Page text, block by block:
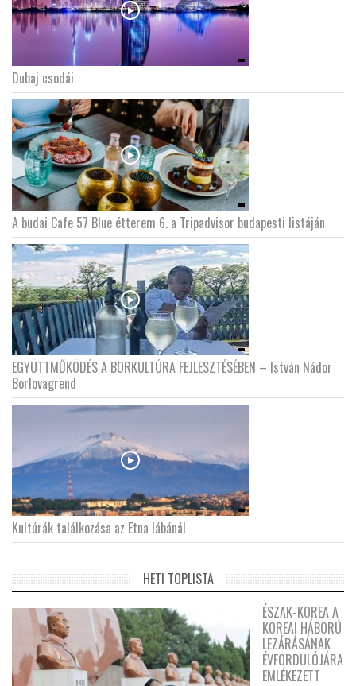
GLOBOZSARU
DOBRAVERO.HU
LATIMO.HU
GLOBOBOOK
Dubaj csodái
A budai Cafe 57 Blue étterem 6. a Tripadvisor budapesti listáján
EGYÜTTMŰKÖDÉS A BORKULTÚRA FEJLESZTÉSÉBEN – István Nádor
Borlovagrend
Kultúrák találkozása az Etna lábánál
HETI TOPLISTA
ÉSZAK-KOREA A
KOREAI HÁBORÚ
LEZÁRÁSÁNAK
ÉVFORDULÓJÁRA
EMLÉKEZETT